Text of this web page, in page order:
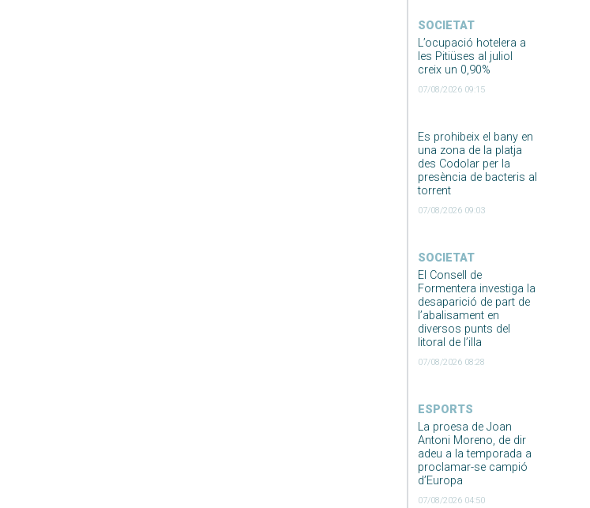
SOCIETAT
L’ocupació hotelera a
les Pitiüses al juliol
creix un 0,90%
07/08/2026 09:15
Es prohibeix el bany en
una zona de la platja
des Codolar per la
presència de bacteris al
torrent
07/08/2026 09:03
SOCIETAT
El Consell de
Formentera investiga la
desaparició de part de
l’abalisament en
diversos punts del
litoral de l’illa
07/08/2026 08:28
ESPORTS
La proesa de Joan
Antoni Moreno, de dir
adeu a la temporada a
proclamar-se campió
d’Europa
07/08/2026 04:50